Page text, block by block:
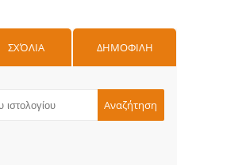
ΣΧΌΛΙΑ ΔΗΜΟΦΙΛΗ